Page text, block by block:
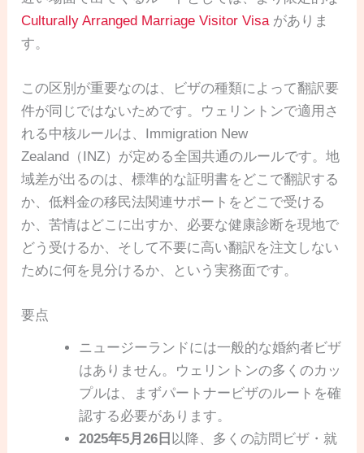
Culturally Arranged Marriage Visitor Visaがありま
す。
この区別が重要なのは、ビザの種類によって翻訳要
件が同じではないためです。ウェリントンで適用さ
れる中核ルールは、Immigration New
Zealand（INZ）が定める全国共通のルールです。地
域差が出るのは、標準的な証明書をどこで翻訳する
か、低料金の移民法関連サポートをどこで受ける
か、苦情はどこに出すか、必要な健康診断を現地で
どう受けるか、そして不要に高い翻訳を注文しない
ために何を見分けるか、という実務面です。
要点
ニュージーランドには一般的な婚約者ビザ
はありません。ウェリントンの多くのカッ
プルは、まずパートナービザのルートを確
認する必要があります。
2025年5月26日 以降、多くの訪問ビザ・就